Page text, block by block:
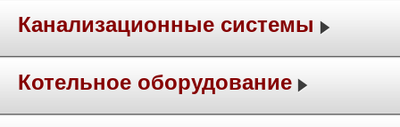
Канализационные системы
Котельное оборудование